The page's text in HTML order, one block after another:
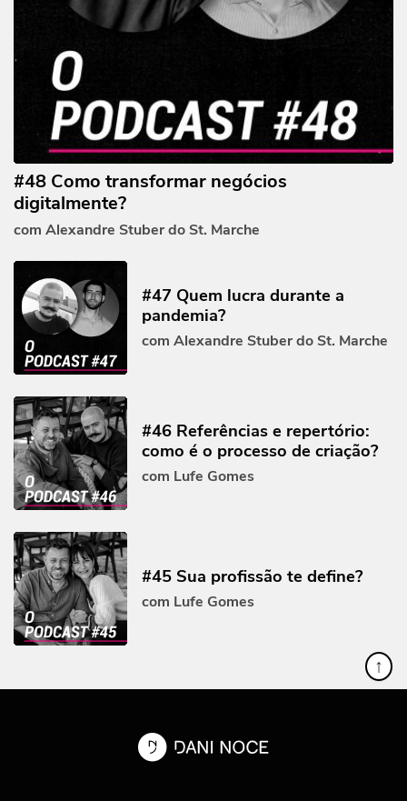
#48 Como transformar negócios
digitalmente?
com Alexandre Stuber do St. Marche
#47 Quem lucra durante a
pandemia?
com Alexandre Stuber do St. Marche
#46 Referências e repertório:
como é o processo de criação?
com Lufe Gomes
#45 Sua profissão te define?
com Lufe Gomes
↑